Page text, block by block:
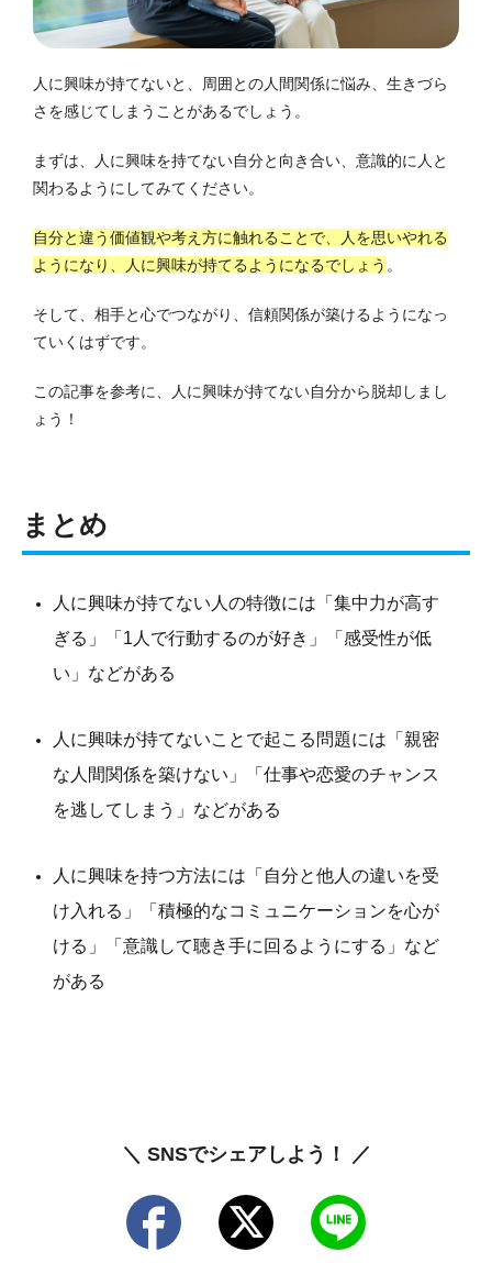
人に興味が持てないと、周囲との人間関係に悩み、生きづら
さを感じてしまうことがあるでしょう。
まずは、人に興味を持てない自分と向き合い、意識的に人と
関わるようにしてみてください。
自分と違う価値観や考え方に触れることで、人を思いやれる
ようになり、人に興味が持てるようになるでしょう 。
そして、相手と心でつながり、信頼関係が築けるようになっ
ていくはずです。
この記事を参考に、人に興味が持てない自分から脱却しまし
ょう！
まとめ
人に興味が持てない人の特徴には「集中力が高す
ぎる」「1人で行動するのが好き」「感受性が低
い」などがある
人に興味が持てないことで起こる問題には「親密
な人間関係を築けない」「仕事や恋愛のチャンス
を逃してしまう」などがある
人に興味を持つ方法には「自分と他人の違いを受
け入れる」「積極的なコミュニケーションを心が
ける」「意識して聴き手に回るようにする」など
がある
＼ SNSでシェアしよう！ ／